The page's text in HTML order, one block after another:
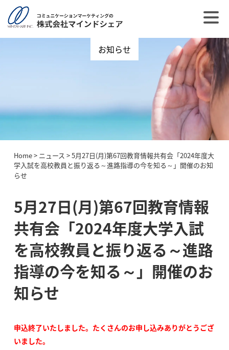
お知らせ
Home> ニュース >5月27日(月)第67回教育情報共有会「2024年度大
学入試を高校教員と振り返る～進路指導の今を知る～」開催のお知
らせ
5月27日(月)第67回教育情報
共有会「2024年度大学入試
を高校教員と振り返る～進路
指導の今を知る～」開催のお
知らせ
申込終了いたしました。たくさんのお申し込みありがとうござ
いました。